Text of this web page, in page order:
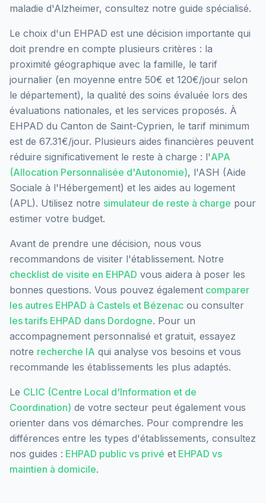
maladie d'Alzheimer, consultez notre guide spécialisé.
Le choix d'un EHPAD est une décision importante qui
doit prendre en compte plusieurs critères : la
proximité géographique avec la famille, le tarif
journalier (en moyenne entre 50€ et 120€/jour selon
le département), la qualité des soins évaluée lors des
évaluations nationales, et les services proposés. À
EHPAD du Canton de Saint-Cyprien, le tarif minimum
est de 67.31€/jour. Plusieurs aides financières peuvent
réduire significativement le reste à charge : l'APA
(Allocation Personnalisée d'Autonomie), l'ASH (Aide
Sociale à l'Hébergement) et les aides au logement
(APL). Utilisez notre simulateur de reste à charge pour
estimer votre budget.
Avant de prendre une décision, nous vous
recommandons de visiter l'établissement. Notre
checklist de visite en EHPAD vous aidera à poser les
bonnes questions. Vous pouvez également comparer
les autres EHPAD à Castels et Bézenac ou consulter
les tarifs EHPAD dans Dordogne. Pour un
accompagnement personnalisé et gratuit, essayez
notre recherche IA qui analyse vos besoins et vous
recommande les établissements les plus adaptés.
Le CLIC (Centre Local d'Information et de
Coordination) de votre secteur peut également vous
orienter dans vos démarches. Pour comprendre les
différences entre les types d'établissements, consultez
nos guides : EHPAD public vs privé et EHPAD vs
maintien à domicile.